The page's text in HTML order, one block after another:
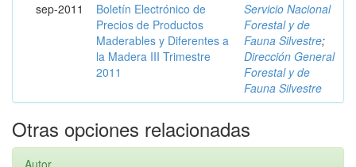
sep-2011
Boletín Electrónico de
Precios de Productos
Maderables y Diferentes a
la Madera III Trimestre
2011
Servicio Nacional
Forestal y de
Fauna Silvestre;
Dirección General
Forestal y de
Fauna Silvestre
Otras opciones relacionadas
Autor